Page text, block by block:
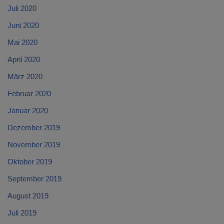
Juli 2020
Juni 2020
Mai 2020
April 2020
März 2020
Februar 2020
Januar 2020
Dezember 2019
November 2019
Oktober 2019
September 2019
August 2019
Juli 2019